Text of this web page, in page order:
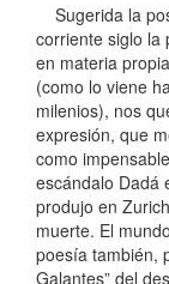
Sugerida la
corriente siglo la
en materia
(como lo viene
milenios), nos
expresión, que
como
escándalo Dadá
produjo en
muerte. El
poesía también,
Galantes” del